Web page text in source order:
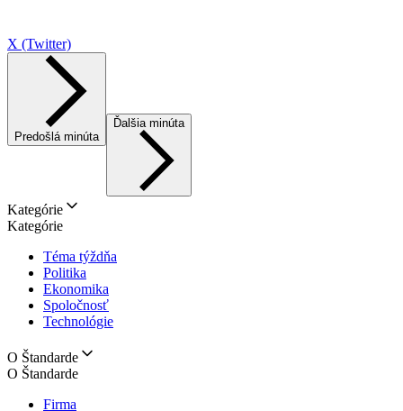
X (Twitter)
Predošlá minúta
Ďalšia minúta
Kategórie
Kategórie
Téma týždňa
Politika
Ekonomika
Spoločnosť
Technológie
O Štandarde
O Štandarde
Firma